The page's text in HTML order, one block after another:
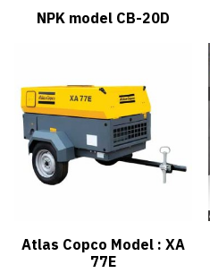
NPK model CB-20D
Atlas Copco Model : XA
77E